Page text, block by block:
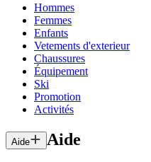
Hommes
Femmes
Enfants
Vetements d'exterieur
Chaussures
Équipement
Ski
Promotion
Activités
Aide Aide